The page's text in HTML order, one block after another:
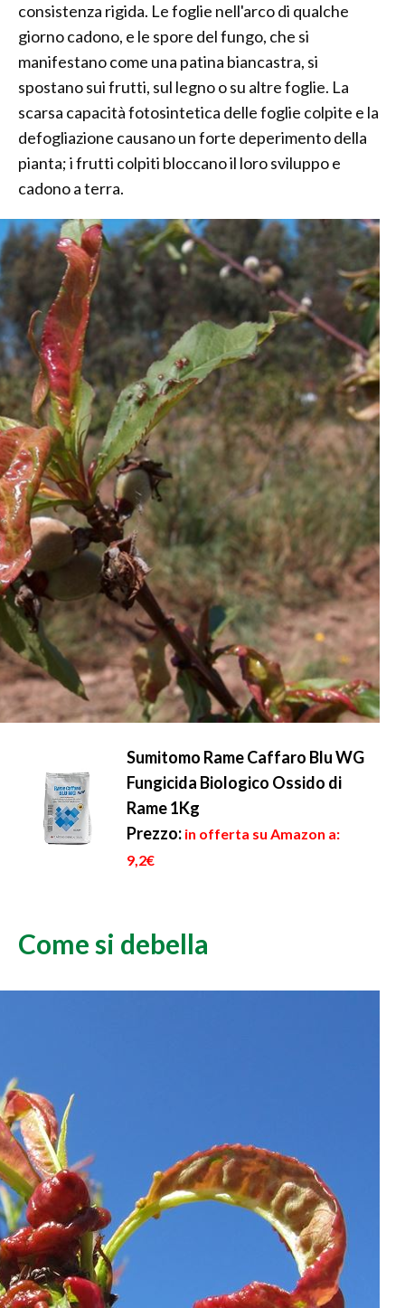
consistenza rigida. Le foglie nell'arco di qualche
giorno cadono, e le spore del fungo, che si
manifestano come una patina biancastra, si
spostano sui frutti, sul legno o su altre foglie. La
scarsa capacità fotosintetica delle foglie colpite e la
defogliazione causano un forte deperimento della
pianta; i frutti colpiti bloccano il loro sviluppo e
cadono a terra.
Sumitomo Rame Caffaro Blu WG
Fungicida Biologico Ossido di
Rame 1Kg
Prezzo: in offerta su Amazon a:
9,2€
Come si debella